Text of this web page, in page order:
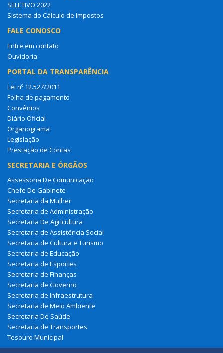
SELETIVO 2022
Sistema do Cálculo de Impostos
FALE CONOSCO
Entre em contato
Ouvidoria
PORTAL DA TRANSPARÊNCIA
Lei nº 12.527/2011
Folha de pagamento
Convênios
Diário Oficial
Organograma
Legislação
Prestação de Contas
SECRETARIA E ÓRGÃOS
Assessoria De Comunicação
Chefe De Gabinete
Secretaria da Mulher
Secretaria de Administração
Secretaria De Agricultura
Secretaria de Assistência Social
Secretaria de Cultura e Turismo
Secretaria de Educação
Secretaria de Esportes
Secretaria de Finanças
Secretaria de Governo
Secretaria de Infraestrutura
Secretaria de Meio Ambiente
Secretaria De Saúde
Secretaria de Transportes
Tesouro Municipal